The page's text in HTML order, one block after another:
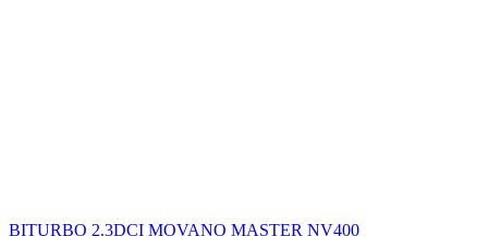
BITURBO 2.3DCI MOVANO MASTER NV400